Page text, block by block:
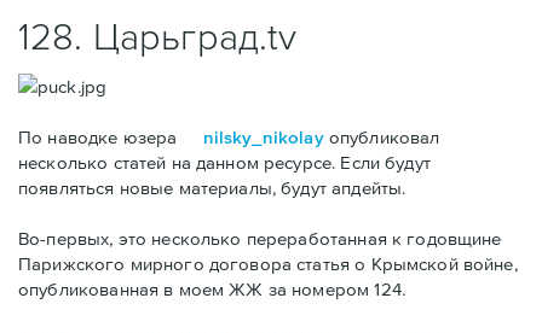
128. Царьград.tv
По наводке юзера nilsky_nikolayопубликовал
несколько статей на данном ресурсе. Если будут
появляться новые материалы, будут апдейты.
Во-первых, это несколько переработанная к годовщине
Парижского мирного договора статья о Крымской войне,
опубликованная в моем ЖЖ за номером 124.